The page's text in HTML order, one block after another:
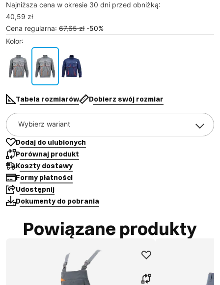
Najniższa cena w okresie 30 dni przed obniżką:
40,59 zł
Cena regularna: 67,65 zł -50%
Kolor:
Tabela rozmiarów Dobierz swój rozmiar
Wybierz wariant
Dodaj do ulubionych
Porównaj produkt
Koszty dostawy
Formy płatności
Udostępnij
Dokumenty do pobrania
Powiązane produkty